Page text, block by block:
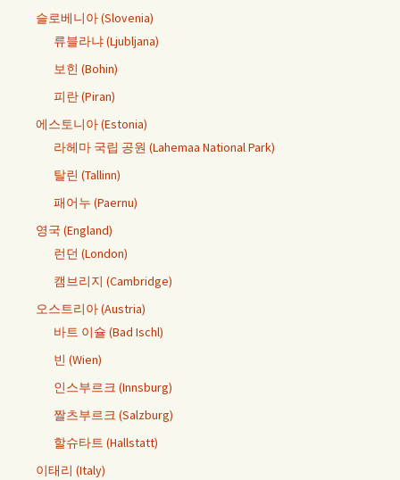
슬로베니아 (Slovenia)
류블라냐 (Ljubljana)
보힌 (Bohin)
피란 (Piran)
에스토니아 (Estonia)
라헤마 국립 공원 (Lahemaa National Park)
탈린 (Tallinn)
패어누 (Paernu)
영국 (England)
런던 (London)
캠브리지 (Cambridge)
오스트리아 (Austria)
바트 이슐 (Bad Ischl)
빈 (Wien)
인스부르크 (Innsburg)
짤츠부르크 (Salzburg)
할슈타트 (Hallstatt)
이태리 (Italy)